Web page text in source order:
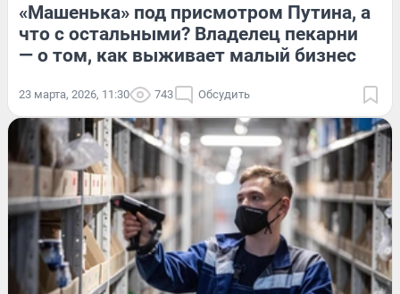
«Машенька» под присмотром Путина, а
что с остальными? Владелец пекарни
— о том, как выживает малый бизнес
23 марта, 2026, 11:30 743 Обсудить